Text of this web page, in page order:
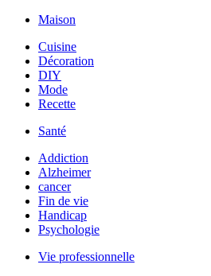
Maison
Cuisine
Décoration
DIY
Mode
Recette
Santé
Addiction
Alzheimer
cancer
Fin de vie
Handicap
Psychologie
Vie professionnelle